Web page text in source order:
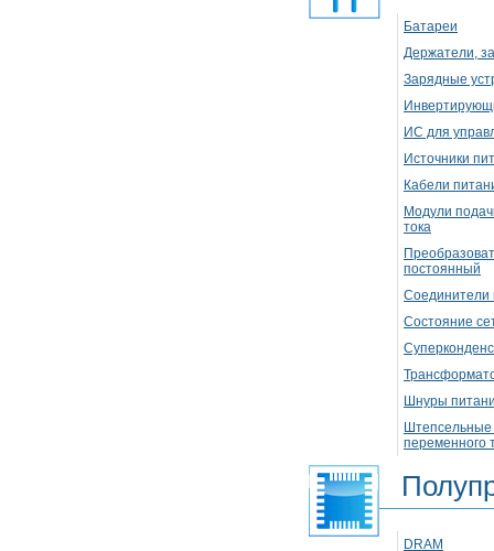
Батареи
Держатели,
Зарядные
ИС для
Источники
Кабели
Модули
тока
постоянный
Соединители
Состояние
Шнуры
Штепсельные
переменного
DRAM